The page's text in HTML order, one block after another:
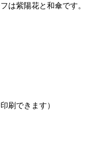
は紫陽花と和傘です。
刷できます）